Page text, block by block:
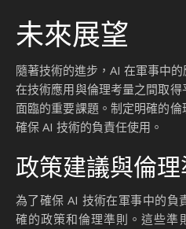
未來展望
隨著技術的進步，AI 在軍事中
在技術應用與倫理考量之間取
面臨的重要課題。制定明確的
確保 AI 技術的負責任使用。
政策建議與倫
為了確保 AI 技術在軍事中的負
確的政策和倫理準則。這些準